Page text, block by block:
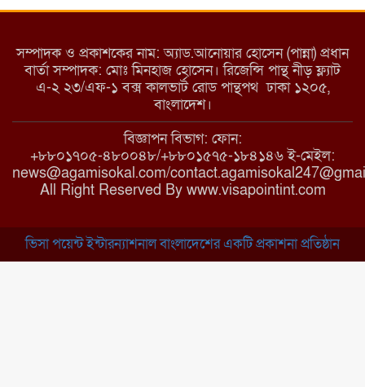
নেশা
মাধবপুরে কমিউনিটি ক্লিনিকে অনিয়মের
অভিযোগ
রাজবাড়ী: বালিয়াকান্দিতে কিশোরীর ঝুলন্ত
মরদেহ উদ্ধার
সম্পাদক ও প্রকাশকের নাম: অ্যাড.আনোয়ার হোসেন (পান্না) প্রধান
বার্তা সম্পাদক: মোঃ মিনহাজ হোসেন। রিজেন্সি পান্থ নীড় ফ্ল্যাট
এ-২ ২৩/এফ-১ বক্স কালভার্ট রোড পান্থপথ ঢাকা ১২০৫,
বাংলাদেশ।
বিজ্ঞাপন বিভাগ: ফোন:
+৮৮০১৭০৫-৪৮০০৪৮/+৮৮০১৫৭৫-১৮৪১৪৬ ই-মেইল:
news@agamisokal.com/
All Right Reserved By www.visapointint.com
ভিসা পয়েন্ট ইন্টারন্যাশনাল বাংলাদেশের একটি প্রকাশনা প্রতিষ্ঠান